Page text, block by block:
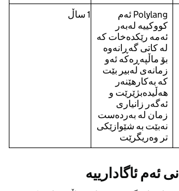
Polylang ئەم
کووکییە لەبەر
ئەمە رێکدەخات کە
لە کاتی گەڕانەوە
بۆ ماڵپەڕەکە ئەو
زمانەی لەبیر بێت
کە بەکارهێنەر
هەڵیدەبژێرێت و
ئەگەر زانیاری
زمان لە بەردەست
نەبێت بە شێوازێکی
تر وەریگرێت
1 ساڵ
ئەم ئاگادارییە